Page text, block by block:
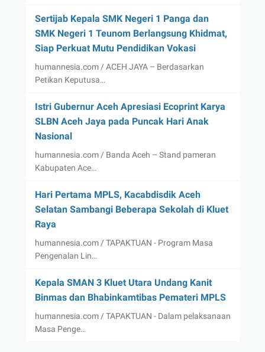
Sertijab Kepala SMK Negeri 1 Panga dan
SMK Negeri 1 Teunom Berlangsung Khidmat,
Siap Perkuat Mutu Pendidikan Vokasi
humannesia.com / ACEH JAYA – Berdasarkan
Petikan Keputusa…
Istri Gubernur Aceh Apresiasi Ecoprint Karya
SLBN Aceh Jaya pada Puncak Hari Anak
Nasional
humannesia.com / Banda Aceh – Stand pameran
Kabupaten Ace…
Hari Pertama MPLS, Kacabdisdik Aceh
Selatan Sambangi Beberapa Sekolah di Kluet
Raya
humannesia.com / TAPAKTUAN - Program Masa
Pengenalan Lin…
Kepala SMAN 3 Kluet Utara Undang Kanit
Binmas dan Bhabinkamtibas Pemateri MPLS
humannesia.com / TAPAKTUAN - Dalam pelaksanaan
Masa Penge…